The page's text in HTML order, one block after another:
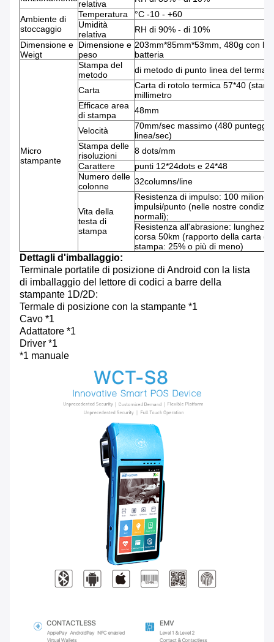
relativa
Ambiente di
stoccaggio
Temperatura
°C -10 - +60
Umidità
relativa
RH di 90% - di 10%
Dimensione e
Weigt
Dimensione e
peso
203mm*85mm*53mm, 480g con la
batteria
Micro
stampante
Stampa del
metodo
di metodo di punto linea del termale
Carta
Carta di rotolo termica 57*40
millimetro
Efficace area
di stampa
48mm
Velocità
70mm/sec massimo (480
linea/sec)
Stampa delle
risoluzioni
8 dots/mm
Carattere
punti 12*24dots e 24*48
Numero delle
colonne
32columns/line
Vita della
testa di
stampa
Resistenza di impulso: 100 milione
impulsi/punto (nelle nostre
normali);
Resistenza all'abrasione:
corsa 50km (rapporto della carta
stampa: 25% o più di meno)
Dettagli d'imballaggio:
Terminale portatile di posizione di Android con la lista
di imballaggio del lettore di codici a barre della
stampante 1D/2D:
Termale di posizione con la stampante *1
Cavo *1
Adattatore *1
Driver *1
*1 manuale